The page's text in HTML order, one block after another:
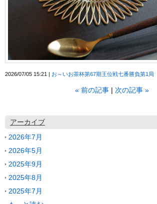
2026/07/05 15:21 お～いお茶杯第67期王位戦七番勝負第1局
« 前の記事 次の記事 »
アーカイブ
2026年7月
2026年5月
2025年9月
2025年8月
2025年7月